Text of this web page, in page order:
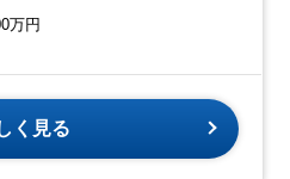
万円
く見る